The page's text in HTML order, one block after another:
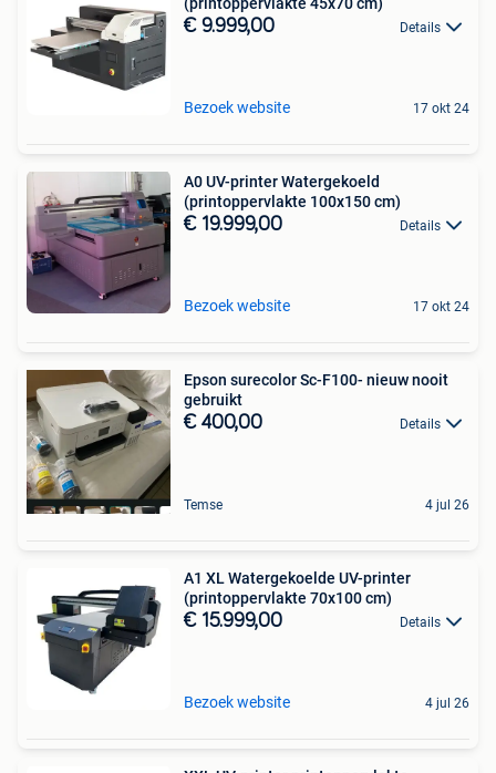
€ 9.999,00 Details
Bezoek website 17 okt 24
A0 UV-printer Watergekoeld
(printoppervlakte 100x150 cm)
€ 19.999,00 Details
Bezoek website 17 okt 24
Epson surecolor Sc-F100- nieuw nooit
gebruikt
€ 400,00 Details
Temse 4 jul 26
A1 XL Watergekoelde UV-printer
(printoppervlakte 70x100 cm)
€ 15.999,00 Details
Bezoek website 4 jul 26